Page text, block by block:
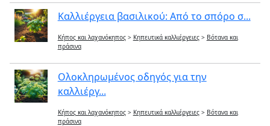
Καλλιέργεια βασιλικού: Από το σπόρο σ...
Κήπος και λαχανόκηπος > Κηπευτικά καλλιέργειες > Βότανα και
πράσινα
Ολοκληρωμένος οδηγός για την
καλλιέργ...
Κήπος και λαχανόκηπος > Κηπευτικά καλλιέργειες > Βότανα και
πράσινα